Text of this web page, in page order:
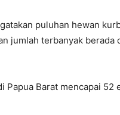
puluhan hewan
jumlah terbanyak berada
Papua Barat mencapai 52